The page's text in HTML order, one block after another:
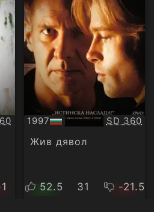
1997
БГ
аудио
SD 360
Жив дявол
52.5 31 -21.5